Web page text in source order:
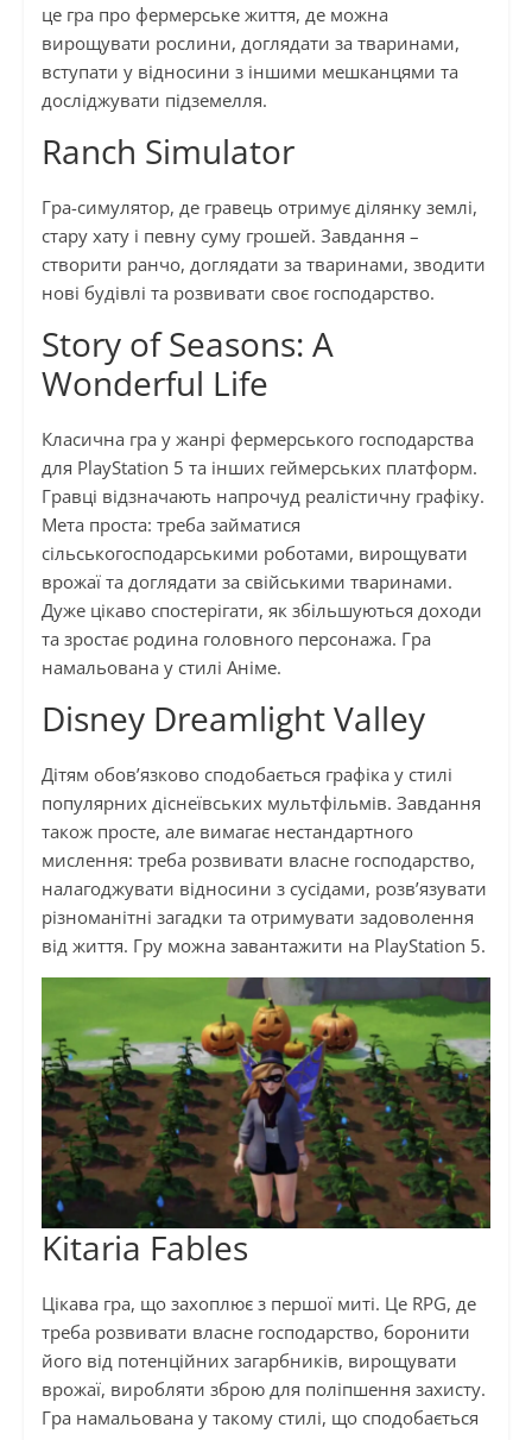
це гра про фермерське життя, де можна
вирощувати рослини, доглядати за тваринами,
вступати у відносини з іншими мешканцями та
досліджувати підземелля.
Ranch Simulator
Гра-симулятор, де гравець отримує ділянку землі,
стару хату і певну суму грошей. Завдання –
створити ранчо, доглядати за тваринами, зводити
нові будівлі та розвивати своє господарство.
Story of Seasons: A
Wonderful Life
Класична гра у жанрі фермерського господарства
для PlayStation 5 та інших геймерських платформ.
Гравці відзначають напрочуд реалістичну графіку.
Мета проста: треба займатися
сільськогосподарськими роботами, вирощувати
врожаї та доглядати за свійськими тваринами.
Дуже цікаво спостерігати, як збільшуються доходи
та зростає родина головного персонажа. Гра
намальована у стилі Аніме.
Disney Dreamlight Valley
Дітям обов’язково сподобається графіка у стилі
популярних діснеївських мультфільмів. Завдання
також просте, але вимагає нестандартного
мислення: треба розвивати власне господарство,
налагоджувати відносини з сусідами, розв’язувати
різноманітні загадки та отримувати задоволення
від життя. Гру можна завантажити на PlayStation 5.
Kitaria Fables
Цікава гра, що захоплює з першої миті. Це RPG, де
треба розвивати власне господарство, боронити
його від потенційних загарбників, вирощувати
врожаї, виробляти зброю для поліпшення захисту.
Гра намальована у такому стилі, що сподобається